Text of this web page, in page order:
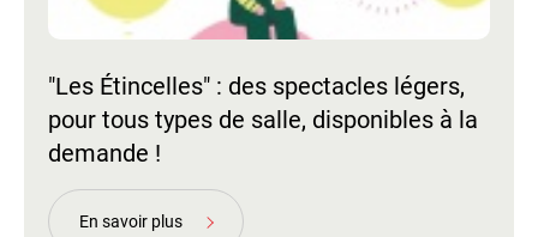
"Les Étincelles" : des spectacles légers,
pour tous types de salle, disponibles à la
demande !
En savoir plus